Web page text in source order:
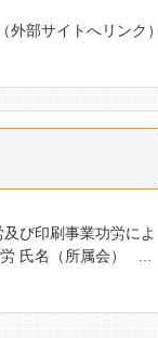
部サイトへリンク）
び印刷事業功労によ
氏名（所属会）